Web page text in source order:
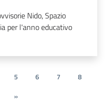
Nido, Spazio
per l'anno educativo
5 6 7
8
»